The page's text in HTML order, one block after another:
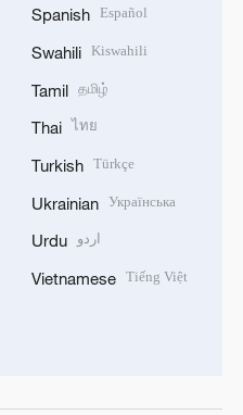
Spanish Español
Swahili Kiswahili
Tamil தமிழ்
Thai ไทย
Turkish Türkçe
Ukrainian Українська
Urdu اردو
Vietnamese Tiếng Việt